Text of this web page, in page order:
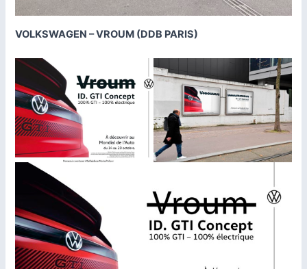
VOLKSWAGEN – VROUM (DDB PARIS)